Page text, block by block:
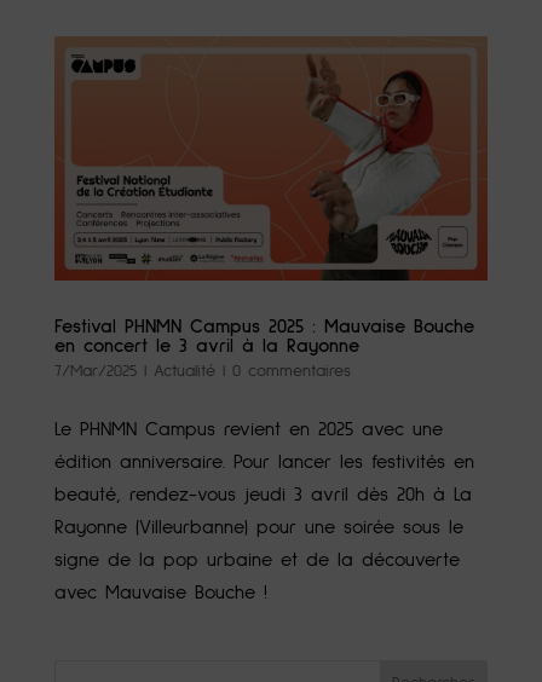
Festival PHNMN Campus 2025 : Mauvaise Bouche
en concert le 3 avril à la Rayonne
7/Mar/2025| Actualité| 0 commentaires
Le PHNMN Campus revient en 2025 avec une
édition anniversaire. Pour lancer les festivités en
beauté, rendez-vous jeudi 3 avril dès 20h à La
Rayonne (Villeurbanne) pour une soirée sous le
signe de la pop urbaine et de la découverte
avec Mauvaise Bouche !